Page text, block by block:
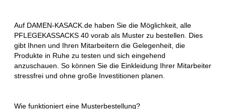
Auf DAMEN-KASACK.de haben Sie die Möglichkeit, alle
PFLEGEKASSACKS 40 vorab als Muster zu bestellen. Dies
gibt Ihnen und Ihren Mitarbeitern die Gelegenheit, die
Produkte in Ruhe zu testen und sich eingehend
anzuschauen. So können Sie die Einkleidung Ihrer Mitarbeiter
stressfrei und ohne große Investitionen planen.
Wie funktioniert eine Musterbestellung?